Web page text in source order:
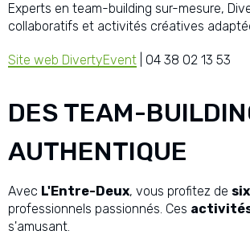
Experts en team-building sur-mesure,
collaboratifs et activités créatives
Site web DivertyEvent | 04 38 02 13 53
DES TEAM-
AUTHENTIQUE
Avec L'Entre-Deux, vous profitez de
professionnels passionnés. Ces activités
s'amusant.